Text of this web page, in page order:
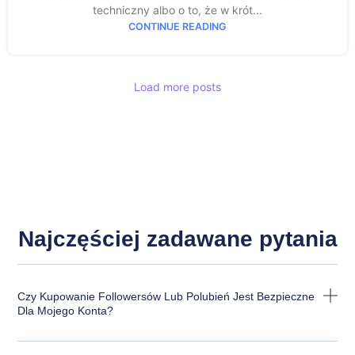
techniczny albo o to, że w krót...
CONTINUE READING
Load more posts
Najczęściej zadawane pytania
Czy Kupowanie Followersów Lub Polubień Jest Bezpieczne
Dla Mojego Konta?